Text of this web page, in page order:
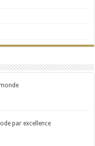
par excellence